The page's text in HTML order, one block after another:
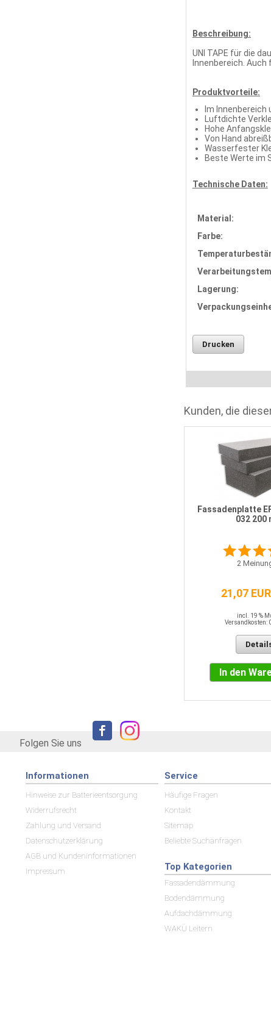
Beschreibung:
UNI TAPE für die
Innenbereich.
Produktvorteile:
Im
Luftdichte
Hohe
Von Hand
Wasserfester
Beste Werte im
Technische Daten:
Material:
Farbe:
Lagerung:
Drucken
Kunden, die
Fassadenplatte
032 200
2
21,07
incl. 19 %
Versandkosten:
In den
Folgen Sie uns
Informationen
Hinweise zur Batterieentsorgung
Widerrufsrecht
Zahlung und Versand
Datenschutzerklärung
AGB und Kundeninformationen
Impressum
Service
Häufige Fragen
Kontakt
Sitemap
Beliebte Suchanfragen
Top Kategorien
Fassadendämmung
Bodendämmung
Aufdachdämmung
WAKÜ Leitern